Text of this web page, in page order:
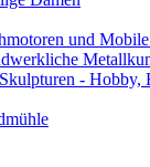
und
- Hobby,